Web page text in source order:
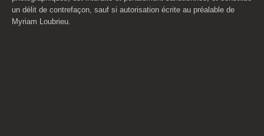
un délit de contrefaçon, sauf si autorisation écrite au préalable de
Myriam
Loubrieu